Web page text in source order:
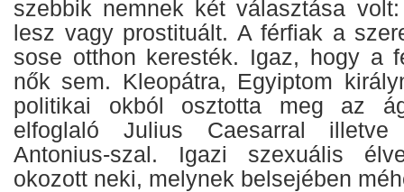
szebbik nemnek két választása
lesz vagy prostituált. A férfiak a
sose otthon keresték. Igaz, hogy a
nők sem. Kleopátra, Egyiptom
politikai okból osztotta meg az
elfoglaló Julius Caesarral illetve
Antonius-szal. Igazi szexuális
okozott neki, melynek belsejében